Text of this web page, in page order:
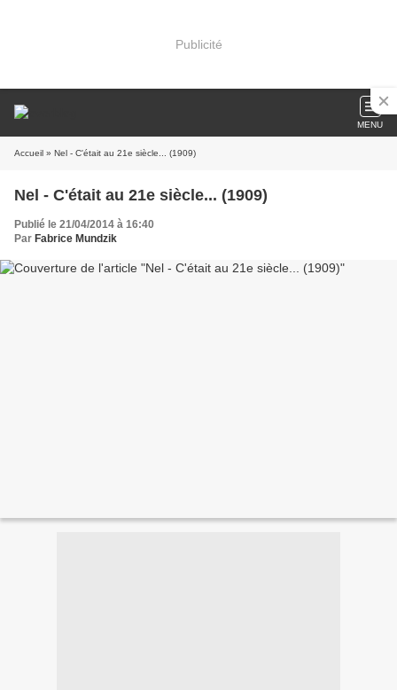
Publicité
MENU
Accueil » Nel - C'était au 21e siècle... (1909)
Nel - C'était au 21e siècle... (1909)
Publié le 21/04/2014 à 16:40
Par Fabrice Mundzik